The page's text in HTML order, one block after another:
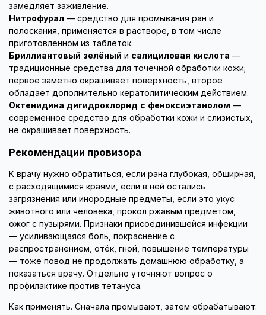
замедляет заживление.
Нитрофурал — средство для промывания ран и
полоскания, применяется в растворе, в том числе
приготовленном из таблеток.
Бриллиантовый зелёный и салициловая кислота —
традиционные средства для точечной обработки кожи;
первое заметно окрашивает поверхность, второе
обладает дополнительно кератолитическим действием.
Октенидина дигидрохлорид с феноксиэтанолом —
современное средство для обработки кожи и слизистых,
не окрашивает поверхность.
Рекомендации провизора
К врачу нужно обратиться, если рана глубокая, обширная,
с расходящимися краями, если в ней остались
загрязнения или инородные предметы, если это укус
животного или человека, прокол ржавым предметом,
ожог с пузырями. Признаки присоединившейся инфекции
— усиливающаяся боль, покраснение с
распространением, отёк, гной, повышение температуры
— тоже повод не продолжать домашнюю обработку, а
показаться врачу. Отдельно уточняют вопрос о
профилактике против тетануса.
Как применять. Сначала промывают, затем обрабатывают: